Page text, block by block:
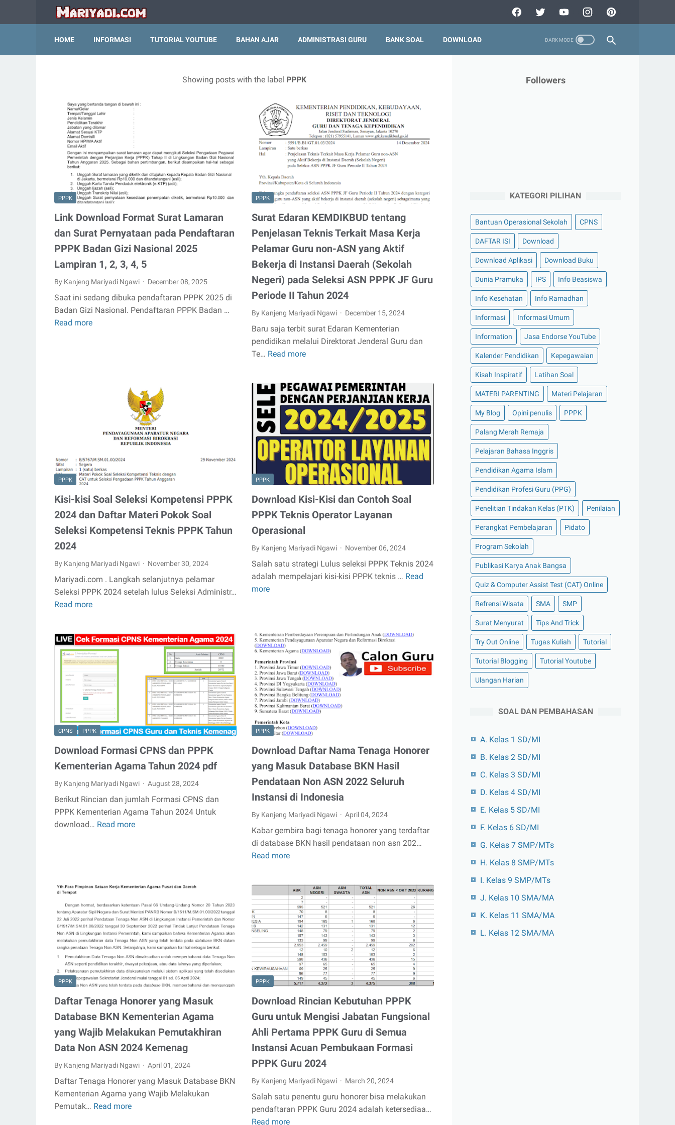
HOME INFORMASI TUTORIAL YOUTUBE BAHAN AJAR ADMINISTRASI GURU BANK SOAL DOWNLOAD
Showing posts with the label PPPK
PPPK
Link Download Format Surat Lamaran
dan Surat Pernyataan pada Pendaftaran
PPPK Badan Gizi Nasional 2025
Lampiran 1, 2, 3, 4, 5
By Kanjeng Mariyadi Ngawi December 08, 2025
Saat ini sedang dibuka pendaftaran PPPK 2025 di
Badan Gizi Nasional. Pendaftaran PPPK Badan …
Read more
Pernyataan
Pendaftaran
Badan
Gizi
2025
Lampiran
1,
4,
5
PPPK
Surat Edaran KEMDIKBUD tentang
Penjelasan Teknis Terkait Masa Kerja
Pelamar Guru non-ASN yang Aktif
Bekerja di Instansi Daerah (Sekolah
Negeri) pada Seleksi ASN PPPK JF Guru
Periode II Tahun 2024
By Kanjeng Mariyadi Ngawi December 15, 2024
Baru saja terbit surat Edaran Kementerian
pendidikan melalui Direktorat Jenderal Guru dan
Te… Read more
KEMDIKBUD
tentang
Penjelasan
Teknis
Terkait
Masa
Kerja
Pelamar
Guru
non-
ASN
yang
Bekerja
Instansi
Daerah
Seleksi
ASN
JF
Guru
Periode
II
2024
PPPK
Kisi-kisi Soal Seleksi Kompetensi PPPK
2024 dan Daftar Materi Pokok Soal
Seleksi Kompetensi Teknis PPPK Tahun
2024
By Kanjeng Mariyadi Ngawi November 30, 2024
Mariyadi.com . Langkah selanjutnya pelamar
Seleksi PPPK 2024 setelah lulus Seleksi Administr…
Read more
Seleksi
Kompetensi
dan
Daftar
Materi
Pokok
Soal
Seleksi
Kompetensi
Teknis
PPPK
Tahun
2024
PPPK
Download Kisi-Kisi dan Contoh Soal
PPPK Teknis Operator Layanan
Operasional
By Kanjeng Mariyadi Ngawi November 06, 2024
Salah satu strategi Lulus seleksi PPPK Teknis 2024
adalah mempelajari kisi-kisi PPPK teknis … Read
more
Download
Soal
PPPK
Teknis
Operator
Layanan
Operasional
CPNS PPPK
Download Formasi CPNS dan PPPK
Kementerian Agama Tahun 2024 pdf
By Kanjeng Mariyadi Ngawi August 28, 2024
Berikut Rincian dan jumlah Formasi CPNS dan
PPPK Kementerian Agama Tahun 2024 Untuk
download… Read more
Kementerian
Tahun
2024
pdf
PPPK
Download Daftar Nama Tenaga Honorer
yang Masuk Database BKN Hasil
Pendataan Non ASN 2022 Seluruh
Instansi di Indonesia
By Kanjeng Mariyadi Ngawi April 04, 2024
Kabar gembira bagi tenaga honorer yang terdaftar
di database BKN hasil pendataan non asn 202…
Read more
Tenaga
Honorer
yang
Masuk
Database
BKN
Hasil
Pendataan
Non
ASN
2022
Seluruh
Instansi
Indonesia
PPPK
Daftar Tenaga Honorer yang Masuk
Database BKN Kementerian Agama
yang Wajib Melakukan Pemutakhiran
Data Non ASN 2024 Kemenag
By Kanjeng Mariyadi Ngawi April 01, 2024
Daftar Tenaga Honorer yang Masuk Database BKN
Kementerian Agama yang Wajib Melakukan
Pemutak… Read more
PPPK
Download Rincian Kebutuhan PPPK
Guru untuk Mengisi Jabatan Fungsional
Ahli Pertama PPPK Guru di Semua
Instansi Acuan Pembukaan Formasi
PPPK Guru 2024
By Kanjeng Mariyadi Ngawi March 20, 2024
Salah satu penentu guru honorer bisa melakukan
pendaftaran PPPK Guru 2024 adalah ketersediaa…
Read more
Followers
KATEGORI PILIHAN
Bantuan Operasional Sekolah CPNS
DAFTAR ISI Download
Download Aplikasi Download Buku
Dunia Pramuka IPS Info Beasiswa
Info Kesehatan Info Ramadhan
Informasi Informasi Umum
Information Jasa Endorse YouTube
Kalender Pendidikan Kepegawaian
Kisah Inspiratif Latihan Soal
MATERI PARENTING Materi Pelajaran
My Blog Opini penulis PPPK
Palang Merah Remaja
Pelajaran Bahasa Inggris
Pendidikan Agama Islam
Pendidikan Profesi Guru (PPG)
Penelitian Tindakan Kelas (PTK) Penilaian
Perangkat Pembelajaran Pidato
Program Sekolah
Publikasi Karya Anak Bangsa
Quiz & Computer Assist Test (CAT) Online
Refrensi Wisata SMA SMP
Surat Menyurat Tips And Trick
Try Out Online Tugas Kuliah Tutorial
Tutorial Blogging Tutorial Youtube
Ulangan Harian
SOAL DAN PEMBAHASAN
A. Kelas 1 SD/MI
B. Kelas 2 SD/MI
C. Kelas 3 SD/MI
D. Kelas 4 SD/MI
E. Kelas 5 SD/MI
F. Kelas 6 SD/MI
G. Kelas 7 SMP/MTs
H. Kelas 8 SMP/MTs
I. Kelas 9 SMP/MTs
J. Kelas 10 SMA/MA
K. Kelas 11 SMA/MA
L. Kelas 12 SMA/MA